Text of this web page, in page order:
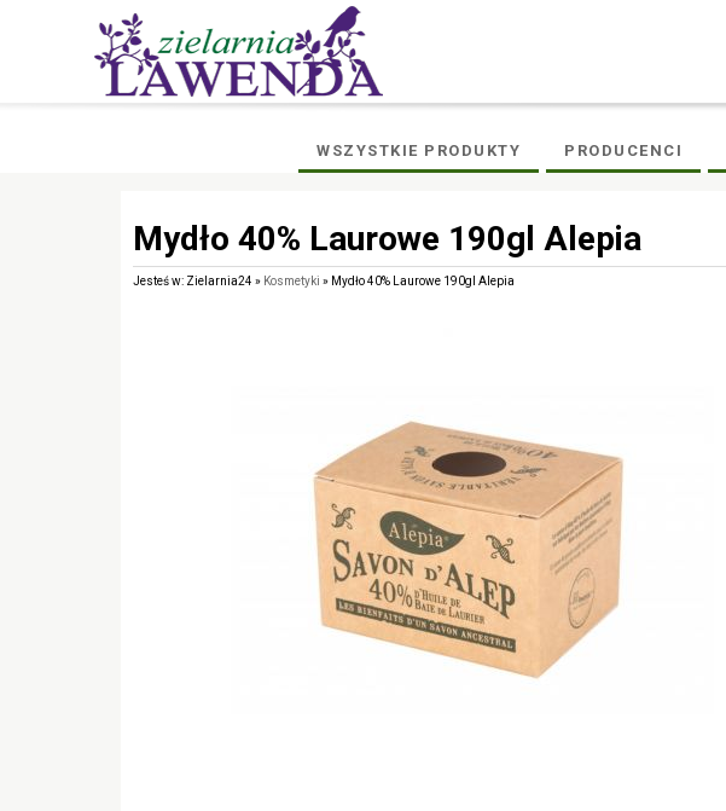
WSZYSTKIE PRODUKTY PRODUCENCI
Mydło 40% Laurowe 190gl Alepia
Jesteś w: Zielarnia24 » Kosmetyki » Mydło 40% Laurowe 190gl Alepia